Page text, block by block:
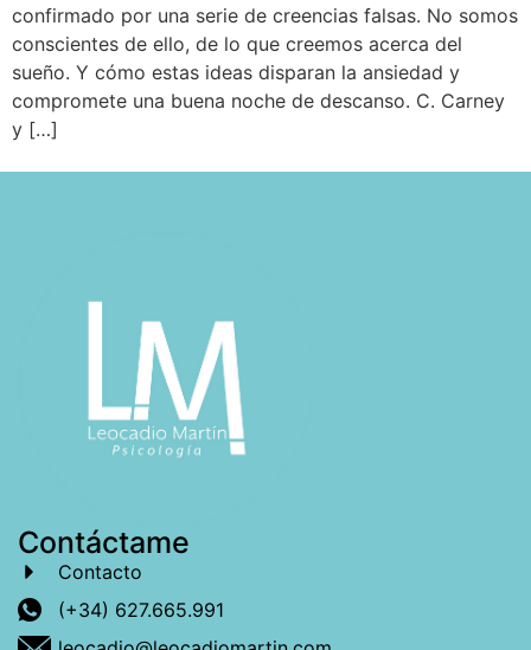
confirmado por una serie de creencias falsas. No somos
conscientes de ello, de lo que creemos acerca del
sueño. Y cómo estas ideas disparan la ansiedad y
compromete una buena noche de descanso. C. Carney
y […]
Contáctame
Contacto
(+34) 627.665.991